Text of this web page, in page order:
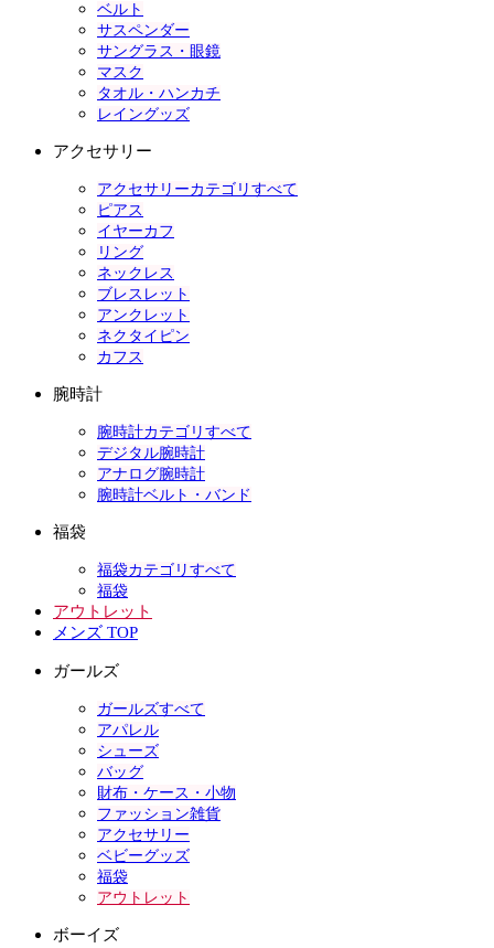
ベルト
サスペンダー
サングラス・眼鏡
マスク
タオル・ハンカチ
レイングッズ
アクセサリー
アクセサリーカテゴリすべて
ピアス
イヤーカフ
リング
ネックレス
ブレスレット
アンクレット
ネクタイピン
カフス
腕時計
腕時計カテゴリすべて
デジタル腕時計
アナログ腕時計
腕時計ベルト・バンド
福袋
福袋カテゴリすべて
福袋
アウトレット
メンズ TOP
ガールズ
ガールズすべて
アパレル
シューズ
バッグ
財布・ケース・小物
ファッション雑貨
アクセサリー
ベビーグッズ
福袋
アウトレット
ボーイズ